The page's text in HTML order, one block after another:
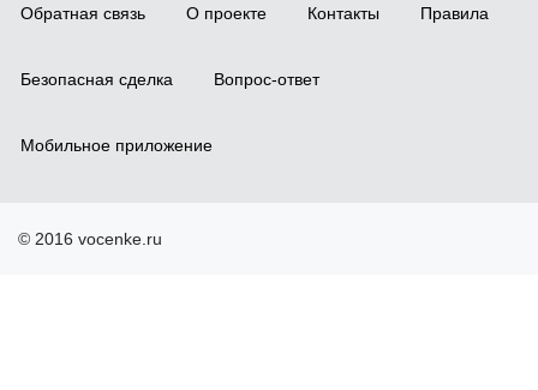
Обратная связь О проекте Контакты Правила
Безопасная сделка Вопрос-ответ
Мобильное приложение
© 2016 vocenke.ru